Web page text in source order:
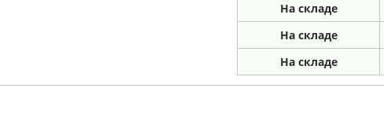
На складе
На складе
На складе